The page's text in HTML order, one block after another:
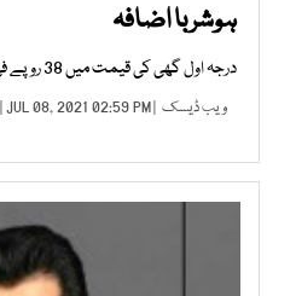
ہوشربا اضافہ
درجہ اول گھی کی قیمت میں 38 روپے فی کلو اضافہ ہوگیا
ویب ڈیسک | JUL 08, 2021 02:59 PM |